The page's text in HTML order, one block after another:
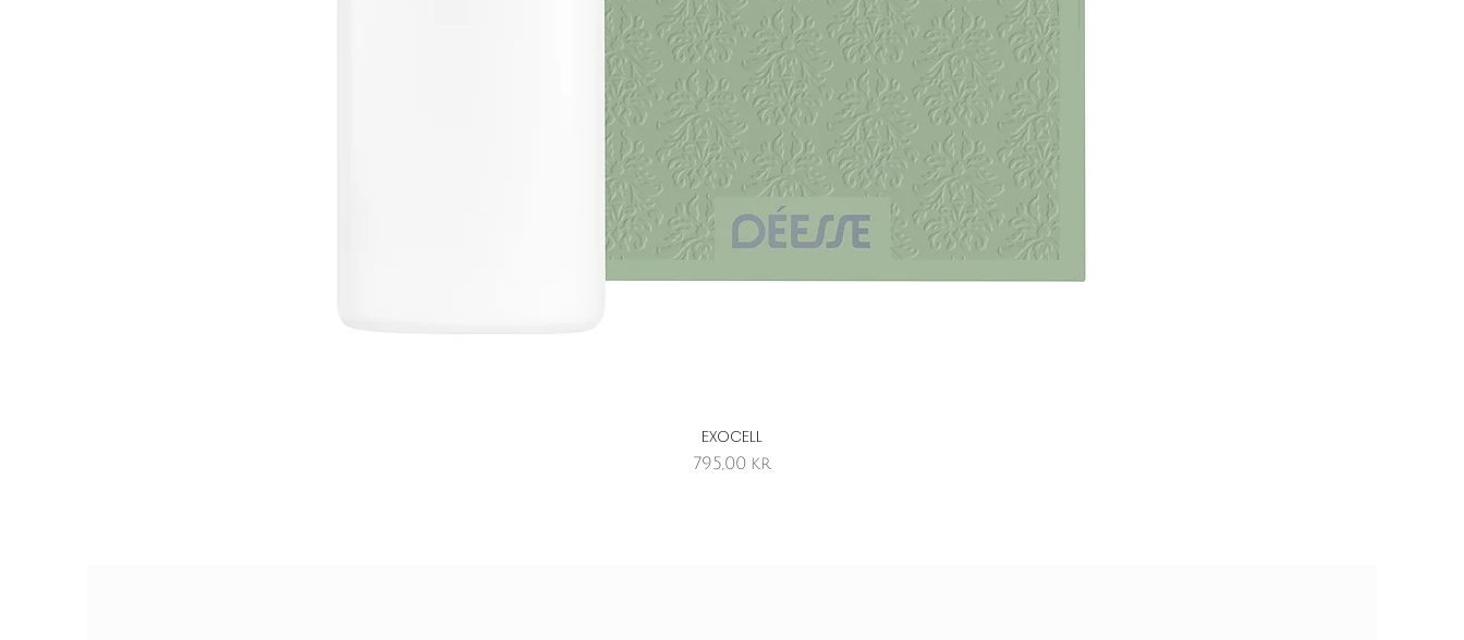
Hurtigvisning
EXOCELL
Pris
795,00 kr